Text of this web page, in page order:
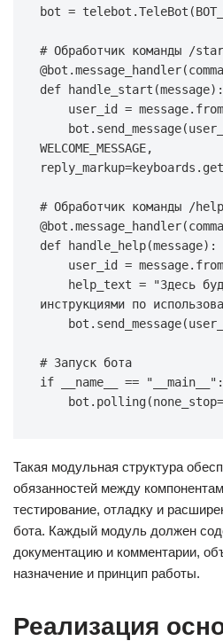
bot = telebot .TeleBot (
# Обработчик команды /
@bot .message_handler(
def
handle_start (message) :
    user_id
= message.
    bot
. send_message(
WELCOME_MESSAGE,
reply_markup=keyboards .
# Обработчик команды /help
@bot .message_handler(
def
handle_help(message) :
    user_id
= message.
    help_text
=
"Здесь
инструкциями по
    bot
. send_message(
# Запуск бота
if __name__ == "__main__" :
    bot
. polling(none_stop=
Такая модульная структура
обязанностей между
тестирование, отладку и
бота. Каждый модуль должен
документацию и комментарии,
назначение и принцип работы.
Реализация